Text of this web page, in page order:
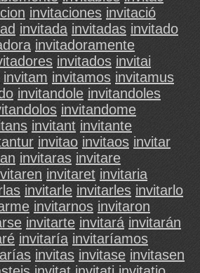
invitaciones invitació
invitada invitadas invitado
invitadoramente
invitados invitai
invitam invitamos invitamus
invitandole invitandoles
invitandome
invitant invitante
invitao invitaos invitar
invitaras invitare
invitaret invitaria
invitarle invitarles invitarlo
invitarnos invitaron
invitarte invitará invitarán
invitaría invitaríamos
invitas invitase invitasen